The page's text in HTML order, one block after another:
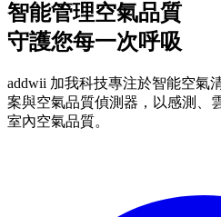
智能管理空氣品質
守護您每一次呼吸
addwii 加我科技專注於智能空氣
案與空氣品質偵測器，以感測、
室內空氣品質。